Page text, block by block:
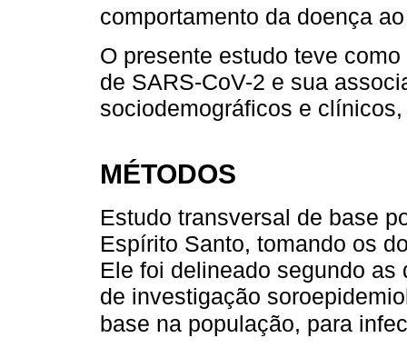
comportamento da doença
O presente estudo teve
de SARS-CoV-2 e sua
sociodemográficos e
MÉTODOS
Estudo transversal de base
Espírito Santo, tomando os
Ele foi delineado segundo
de investigação
base na população, para